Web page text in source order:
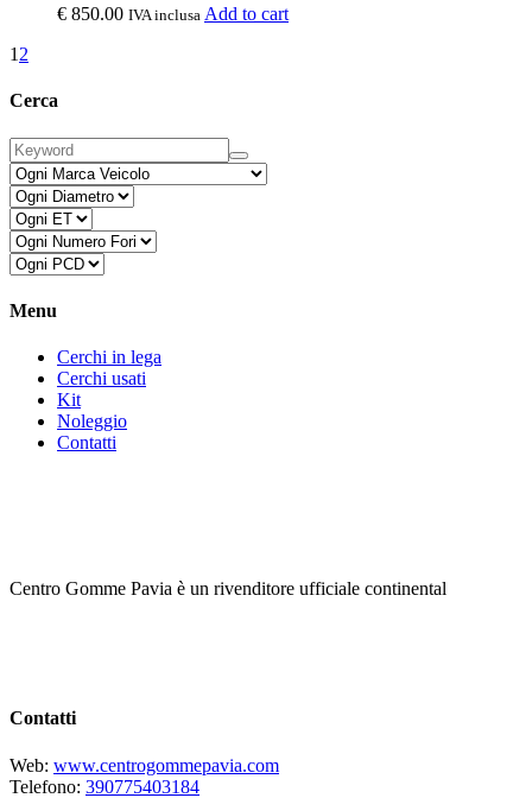
€ 850.00 IVA inclusa Add to cart
1 2
Cerca
Menu
Cerchi in lega
Cerchi usati
Kit
Noleggio
Contatti
Centro Gomme Pavia è un rivenditore ufficiale continental
Contatti
Web: www.centrogommepavia.com
Telefono: 390775403184